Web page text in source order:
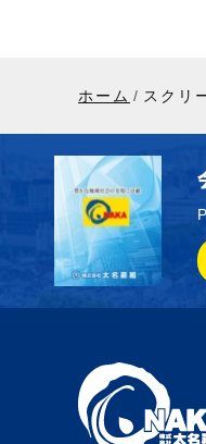
ホーム スクリ